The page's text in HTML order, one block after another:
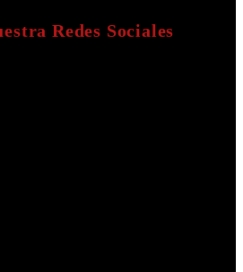
Redes Sociales